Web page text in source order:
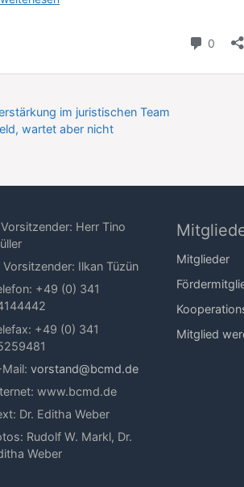
im juristischen Team
wartet aber nicht
Vorsitzender: Herr Tino
Vorsitzender: Ilkan Tüzün
+49 (0) 341
+49 (0) 341
vorstand@bcmd.de
www.bcmd.de
Dr. Editha Weber
Rudolf W. Markl, Dr.
Weber
Mitglieder
Mitglied